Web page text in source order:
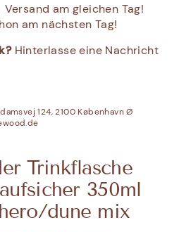
am gleichen Tag!
am nächsten Tag!
Hinterlasse eine Nachricht
124, 2100 København Ø
Trinkflasche
350ml
dune mix